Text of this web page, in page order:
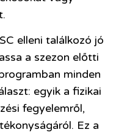
elleni találkozó jó
a szezon előtti
minden
egyik a fizikai
fegyelemről,
Ez a